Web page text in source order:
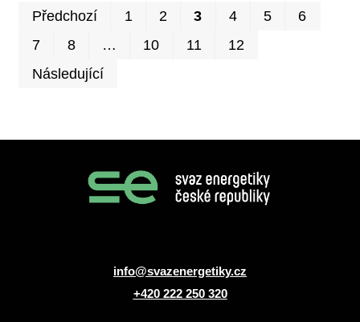
Předchozí 1 2 3 4 5
6
7
8 … 10 11
12
Následující
info@svazenergetiky.cz
+420 222 250 320